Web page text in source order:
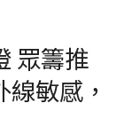
眾籌推
敏感，